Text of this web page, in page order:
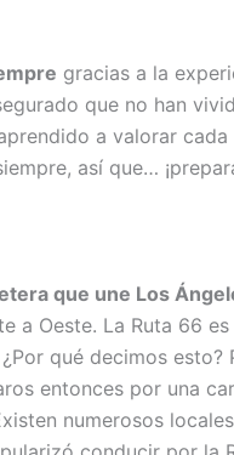
gracias a la
que no han
a valorar
así que…
que une Los
a Oeste. La Ruta 66
qué decimos esto?
entonces por una
numerosos